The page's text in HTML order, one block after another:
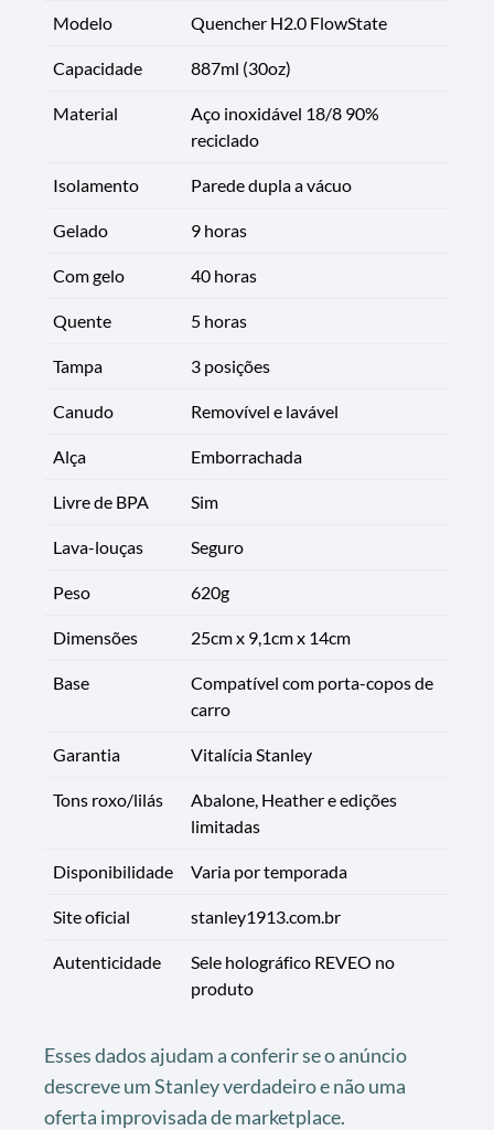
Modelo Quencher H2.0 FlowState
Capacidade 887ml (30oz)
Material
Aço inoxidável 18/8 90%
reciclado
Isolamento Parede dupla a vácuo
Gelado 9 horas
Com gelo 40 horas
Quente 5 horas
Tampa 3 posições
Canudo Removível e lavável
Alça Emborrachada
Livre de BPA Sim
Lava-louças Seguro
Peso 620g
Dimensões 25cm x 9,1cm x 14cm
Base
Compatível com porta-copos de
carro
Garantia Vitalícia Stanley
Tons roxo/lilás
Abalone, Heather e edições
limitadas
Disponibilidade Varia por temporada
Site oficial stanley1913.com.br
Autenticidade
Sele holográfico REVEO no
produto
Esses dados ajudam a conferir se o anúncio
descreve um Stanley verdadeiro e não uma
oferta improvisada de marketplace.